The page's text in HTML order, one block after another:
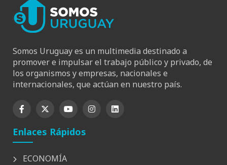
Somos Uruguay es un multimedia destinado a
promover e impulsar el trabajo público y privado, de
los organismos y empresas, nacionales e
internacionales, que actúan en nuestro país.
Enlaces Rápidos
ECONOMÍA